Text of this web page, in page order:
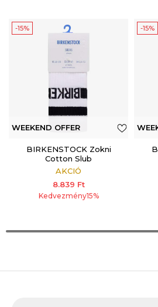
-15%
WEEKEND OFFER
BIRKENSTOCK Zokni
Cotton Slub
AKCIÓ
8.839 Ft
Kedvezmény15%
-15%